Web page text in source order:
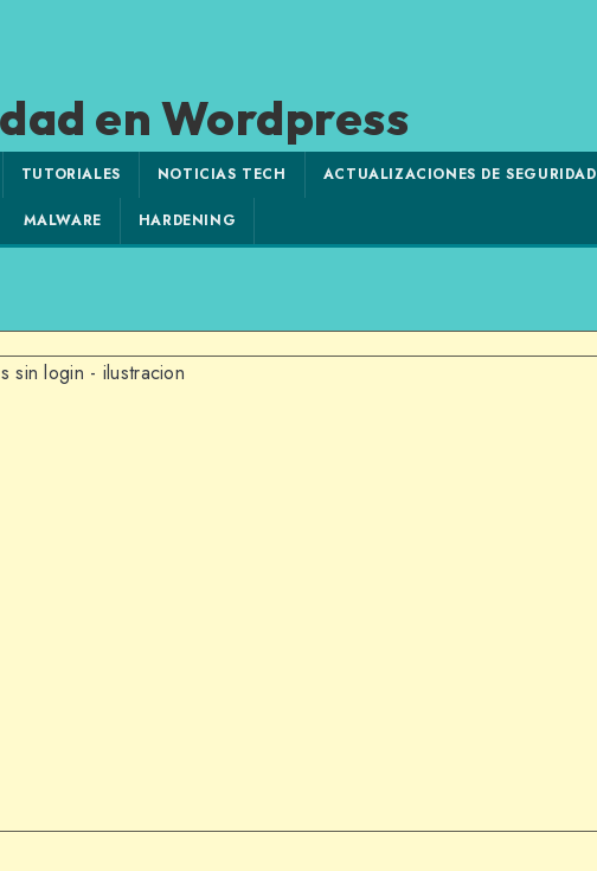
en Wordpress
TUTORIALES NOTICIAS TECH ACTUALIZACIONES DE SEGURIDAD
MALWARE HARDENING